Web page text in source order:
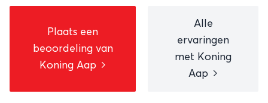
Plaats een
beoordeling van
Koning Aap
Alle
ervaringen
met Koning
Aap